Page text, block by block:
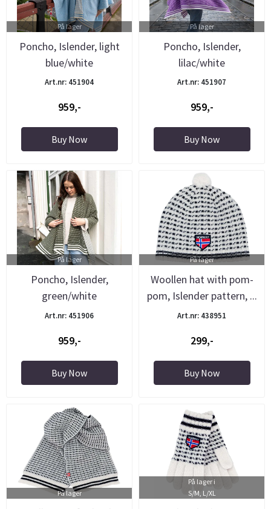
På lager
Poncho, Islender, light
blue/white
Art.nr: 451904
959,-
Buy Now
På lager
Poncho, Islender,
lilac/white
Art.nr: 451907
959,-
Buy Now
På lager
Poncho, Islender,
green/white
Art.nr: 451906
959,-
Buy Now
På lager
Woollen hat with pom-
pom, Islender pattern, ...
Art.nr: 438951
299,-
Buy Now
På lager
På lager i
S/M, L/XL